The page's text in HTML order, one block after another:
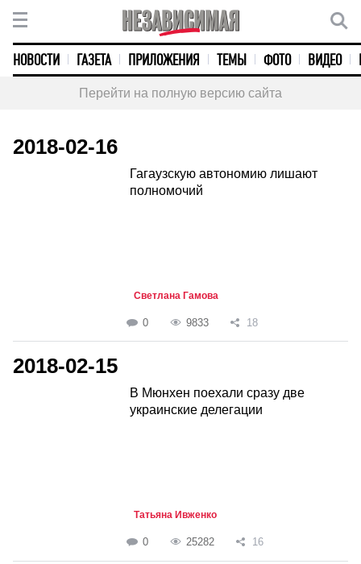
НОВОСТИ ГАЗЕТА ПРИЛОЖЕНИЯ ТЕМЫ ФОТО ВИДЕО
Перейти на полную версию сайта
2018-02-16
Гагаузскую автономию лишают
полномочий
Светлана Гамова
0 9833 18
2018-02-15
В Мюнхен поехали сразу две
украинские делегации
Татьяна Ивженко
0 25282 16